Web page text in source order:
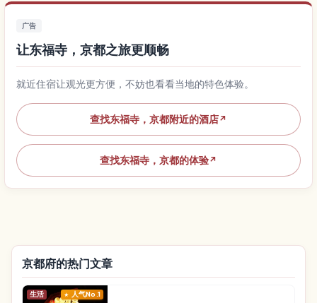
广告
让东福寺，京都之旅更顺畅
就近住宿让观光更方便，不妨也看看当地的特色体验。
查找东福寺，京都附近的酒店↗
查找东福寺，京都的体验↗
京都府的热门文章
生活 人气No.1